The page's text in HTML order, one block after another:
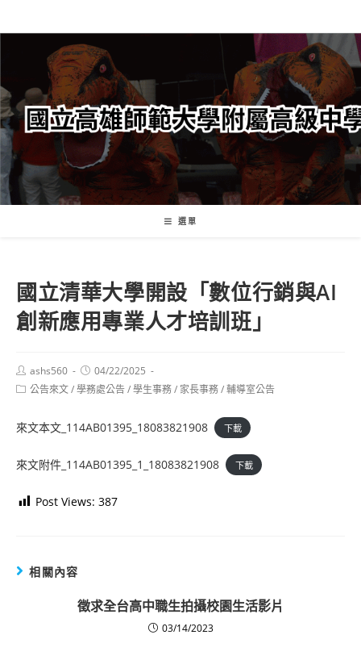
轉
要
內
容
選單
國立清華大學開設「數位行銷與AI
創新應用專業人才培訓班」
Post
author:
ashs560
Post
published:
04/22/2025
Post公告來文/學務處公告/學生事務/ 家長事務/輔導室公告
來文本文_114AB01395_18083821908 下載
來文附件_114AB01395_1_18083821908 下載
Post Views: 387
相關內容
徵求全台高中職生拍攝校園生活影片
03/14/2023